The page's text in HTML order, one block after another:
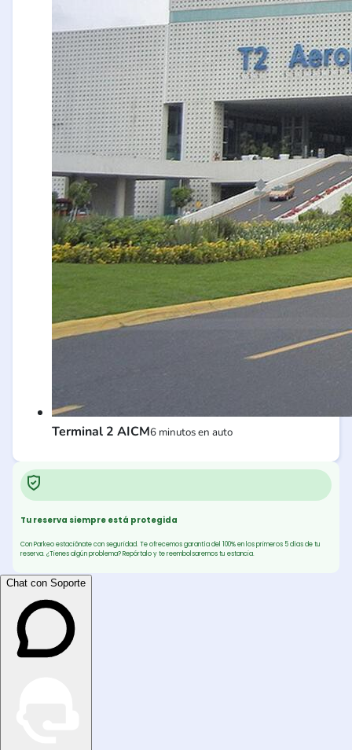
Terminal 2 AICM6 minutos en auto
Tu reserva siempre está protegida
Con Parkeo estaciónate con seguridad. Te ofrecemos garantía del 100% en los primeros 5 días de tu
reserva. ¿Tienes algún problema? Repórtalo y te reembolsaremos tu estancia.
Chat con Soporte